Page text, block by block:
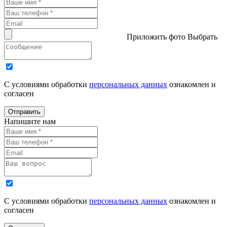
Приложить фото Выбрать
С условиями обработки персональных данных ознакомлен и
согласен
Отправить
Напишите нам
С условиями обработки персональных данных ознакомлен и
согласен